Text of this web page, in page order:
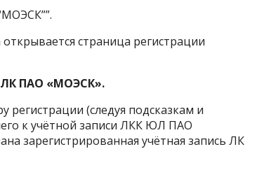
страница регистрации
ЛК ПАО «МОЭСК».
(следуя подсказкам и
к учётной записи ЛКК ЮЛ ПАО
зарегистрированная учётная запись ЛК